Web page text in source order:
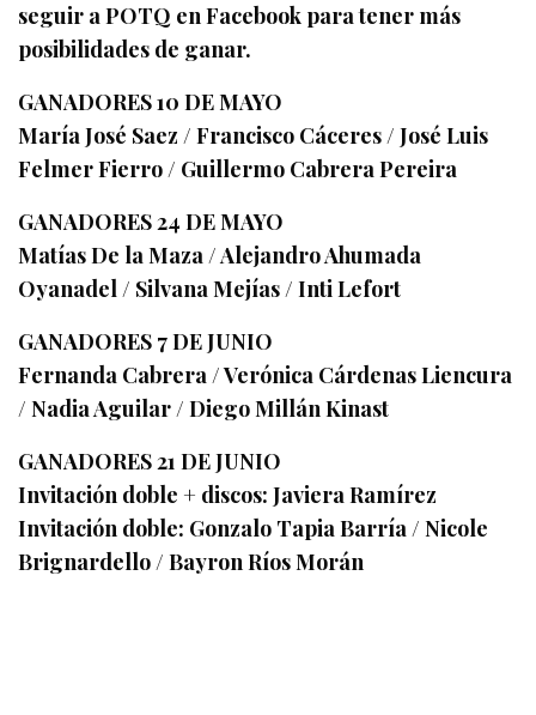
seguir a POTQ en Facebook para tener más
posibilidades de ganar.
GANADORES 10 DE MAYO
María José Saez / Francisco Cáceres / José Luis
Felmer Fierro / Guillermo Cabrera Pereira
GANADORES 24 DE MAYO
Matías De la Maza / Alejandro Ahumada
Oyanadel / Silvana Mejías / Inti Lefort
GANADORES 7 DE JUNIO
Fernanda Cabrera / Verónica Cárdenas Liencura
/ Nadia Aguilar / Diego Millán Kinast
GANADORES 21 DE JUNIO
Invitación doble + discos: Javiera Ramírez
Invitación doble: Gonzalo Tapia Barría / Nicole
Brignardello / Bayron Ríos Morán